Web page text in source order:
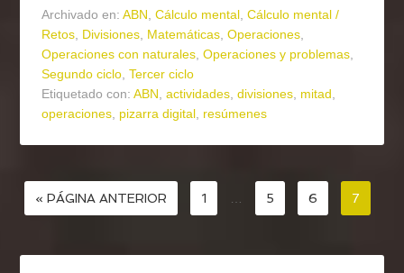
Archivado en:ABN,Cálculo mental,Cálculo mental /
Retos, Divisiones, Matemáticas,Operaciones,
Operaciones con naturales,Operaciones y problemas,
Segundo ciclo,Tercer ciclo
Etiquetado con:ABN,actividades,divisiones, mitad,
operaciones, pizarra digital, resúmenes
« PÁGINA ANTERIOR 1 … 5 6 7